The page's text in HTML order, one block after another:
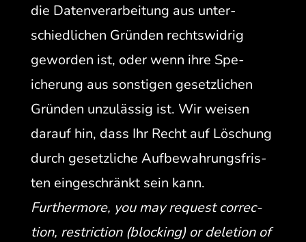
die Daten­ver­ar­beitung aus unter­
schiedlichen Grün­den rechtswidrig
gewor­den ist, oder wenn ihre Spe­
icherung aus son­sti­gen geset­zlichen
Grün­den unzuläs­sig ist. Wir weisen
darauf hin, dass Ihr Recht auf Löschung
durch geset­zliche Auf­be­wahrungs­fris­
ten eingeschränkt sein kann.
Fur­ther­more, you may request cor­rec­
tion, restric­tion (block­ing) or dele­tion of